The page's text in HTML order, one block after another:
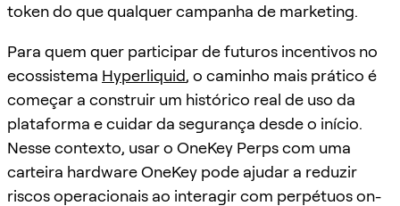
token do que qualquer campanha de marketing.
Para quem quer participar de futuros incentivos no
ecossistema Hyperliquid, o caminho mais prático é
começar a construir um histórico real de uso da
plataforma e cuidar da segurança desde o início.
Nesse contexto, usar o OneKey Perps com uma
carteira hardware OneKey pode ajudar a reduzir
riscos operacionais ao interagir com perpétuos on-